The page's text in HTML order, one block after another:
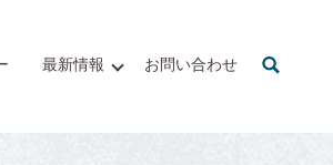
最新情報 お問い合わせ